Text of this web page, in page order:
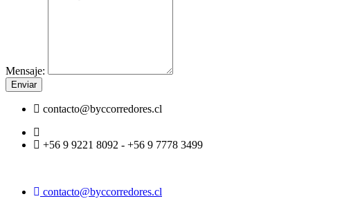
Mensaje:
Enviar
contacto@byccorredores.cl
+56 9 9221 8092 - +56 9 7778 3499
contacto@byccorredores.cl